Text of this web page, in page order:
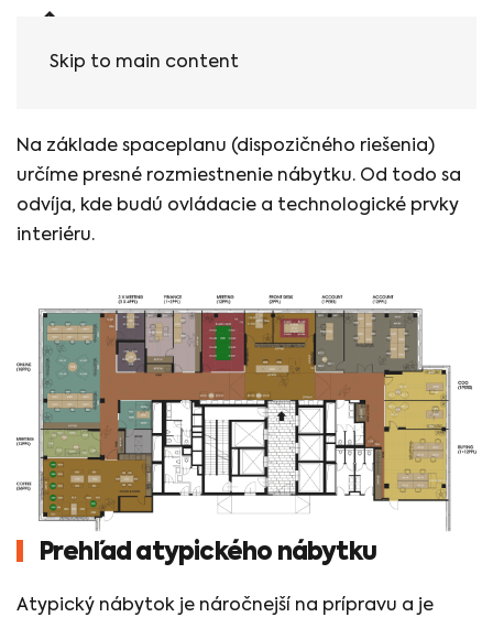
Skip to main content
Na základe spaceplanu (dispozičného riešenia)
určíme presné rozmiestnenie nábytku. Od todo sa
odvíja, kde budú ovládacie a technologické prvky
interiéru.
Prehľad atypického nábytku
Atypický nábytok je náročnejší na prípravu a je